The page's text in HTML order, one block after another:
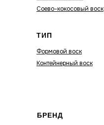
Соево-кокосовый воск
ТИП
Формовой воск
Контейнерный воск
БРЕНД